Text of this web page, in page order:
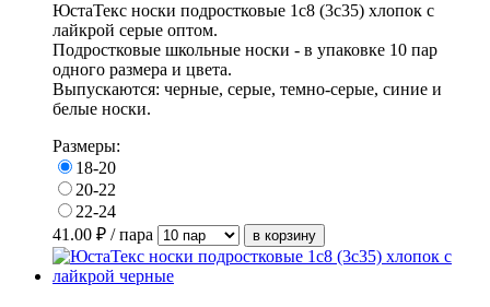
ЮстаТекс носки подростковые 1с8 (3с35) хлопок с
лайкрой серые оптом.
Подростковые школьные носки - в упаковке 10 пар
одного размера и цвета.
Выпускаются: черные, серые, темно-серые, синие и
белые носки.
Размеры:
18-20
20-22
22-24
41.00 ₽ / пара